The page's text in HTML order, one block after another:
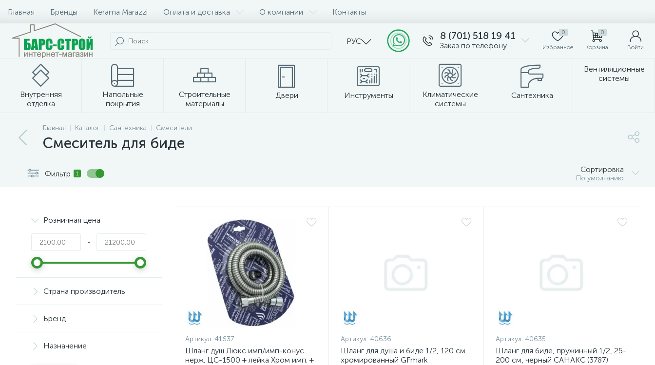
Главная Бренды Kerama Marazzi Оплата и доставка О компании Контакты
РУС 8 (701) 518 19 41
Заказ по телефону
0
Избранное
0
Корзина Войти
Внутренняя
отделка
Напольные
покрытия
Строительные
материалы
Двери Инструменты
Климатические
системы
Сантехника
Вентиляционные
системы
Плитка и керамогранит
Главная Каталог Сантехника Смесители
Смеситель для биде
Фильтр 1 Сортировка
По умолчанию
Розничная цена
-
Страна производитель
Бренд
Назначение
Артикул: 41637
Шланг душ Люкс имп/имп-конус
нерж. ЦС-1500 + лейка Хром имп. +
Артикул: 40636
Шланг для душа и биде 1/2, 120 см.
хромированный GFmark
Артикул: 40635
Шланг для биде, пружинный 1/2, 25-
200 см, черный САНАКС (3787)